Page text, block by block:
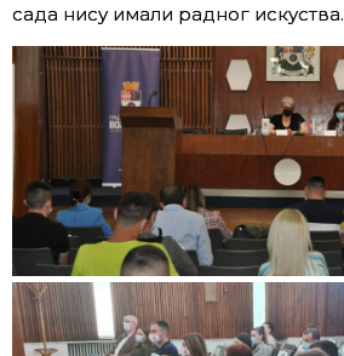
сада нису имали радног искуства.